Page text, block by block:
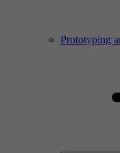
Prototyping